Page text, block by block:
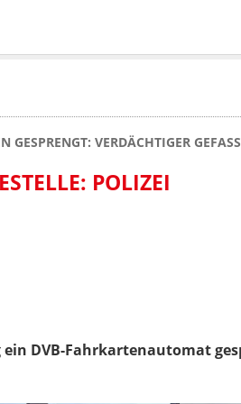
VERDÄCHTIGER
POLIZEI
DVB-Fahrkartenautomat